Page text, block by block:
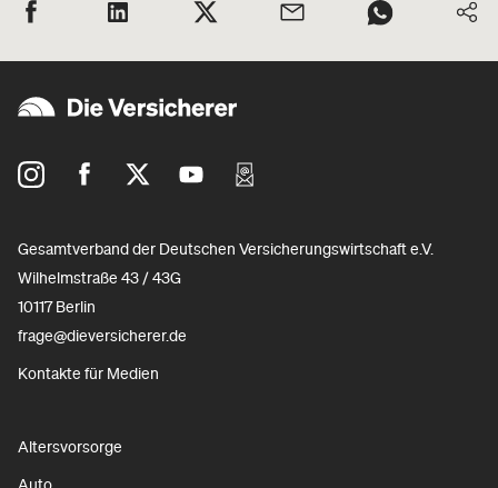
Gesamtverband der Deutschen Versicherungswirtschaft e.V.
Wilhelmstraße 43 / 43G
10117 Berlin
frage@dieversicherer.de
Kontakte für Medien
Altersvorsorge